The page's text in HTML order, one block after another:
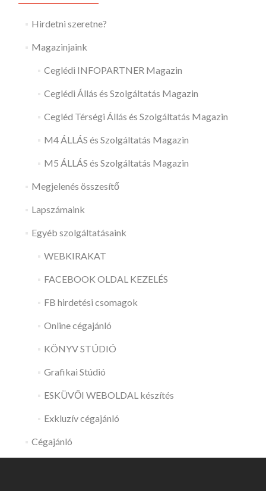
Hirdetni szeretne?
Magazinjaink
Ceglédi INFOPARTNER Magazin
Ceglédi Állás és Szolgáltatás Magazin
Cegléd Térségi Állás és Szolgáltatás Magazin
M4 ÁLLÁS és Szolgáltatás Magazin
M5 ÁLLÁS és Szolgáltatás Magazin
Megjelenés összesítő
Lapszámaink
Egyéb szolgáltatásaink
WEBKIRAKAT
FACEBOOK OLDAL KEZELÉS
FB hirdetési csomagok
Online cégajánló
KÖNYV STÚDIÓ
Grafikai Stúdió
ESKÜVŐI WEBOLDAL készítés
Exkluzív cégajánló
Cégajánló